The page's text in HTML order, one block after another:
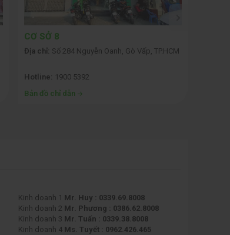
CƠ SỞ 8
Địa chỉ: Số 284 Nguyễn Oanh, Gò Vấp, TP.HCM
Hotline: 1900 5392
Bản đồ chỉ dẫn
Kinh doanh 1 Mr. Huy : 0339.69.8008
Kinh doanh 2 Mr. Phương : 0386.62.8008
Kinh doanh 3 Mr. Tuấn : 0339.38.8008
Kinh doanh 4 Ms. Tuyết : 0962.426.465